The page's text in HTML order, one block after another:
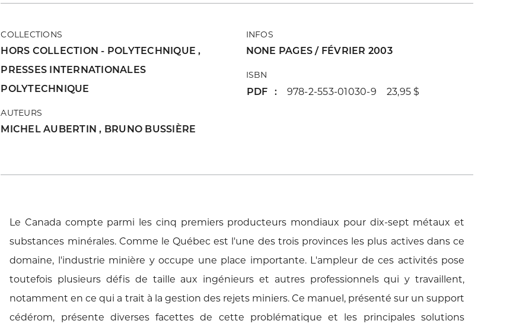
COLLECTIONS
HORS COLLECTION - POLYTECHNIQUE,
PRESSES INTERNATIONALES
POLYTECHNIQUE
AUTEURS
MICHEL AUBERTIN, BRUNO BUSSIÈRE
INFOS
NONE PAGES / FÉVRIER 2003
ISBN
PDF 978-2-553-01030-9 23,95 $
Le Canada compte parmi les cinq premiers producteurs mondiaux pour dix-sept métaux et
substances minérales. Comme le Québec est l'une des trois provinces les plus actives dans ce
domaine, l'industrie minière y occupe une place importante. L'ampleur de ces activités pose
toutefois plusieurs défis de taille aux ingénieurs et autres professionnels qui y travaillent,
notamment en ce qui a trait à la gestion des rejets miniers. Ce manuel, présenté sur un support
cédérom, présente diverses facettes de cette problématique et les principales solutions